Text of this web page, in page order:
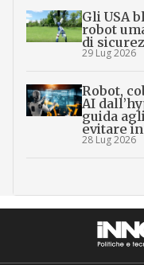
Gli USA
robot
di
29 Lug 2026
Robot,
AI
guida
evitare
28 Lug 2026